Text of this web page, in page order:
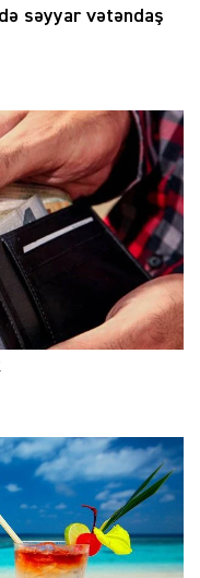
səyyar vətəndaş